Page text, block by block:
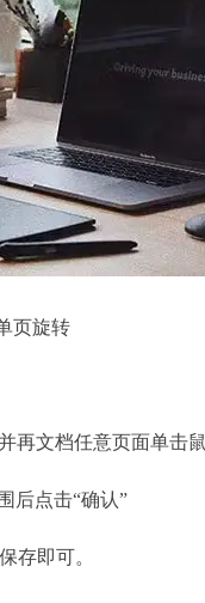
页旋转
文档任意页面单击鼠
后点击“确认”
存即可。